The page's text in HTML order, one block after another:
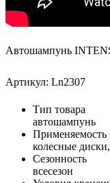
Автошампунь
Артикул: Ln2307
Тип товара
автошампунь
Применяемость
колесные
Сезонность
всесезон